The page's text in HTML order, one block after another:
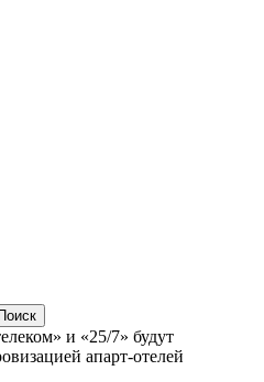
и «25/7» будут
апарт-отелей